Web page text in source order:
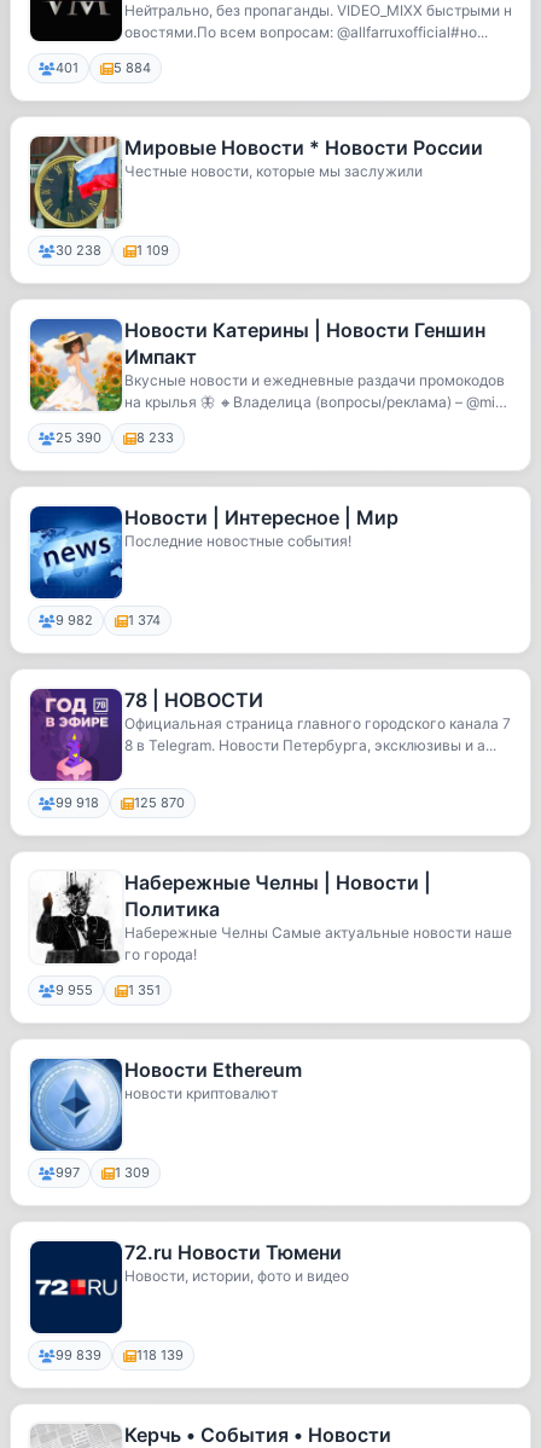
Нейтрально, без пропаганды. VIDEO_MIXX быстрыми н
овостями.По всем вопросам: @allfarruxofficial#но...
401 5 884
Мировые Новости * Новости России
Честные новости, которые мы заслужили
30 238 1 109
Новости Катерины | Новости Геншин
Импакт
Вкусные новости и ежедневные раздачи промокодов
на крылья 🦋 🔸Владелица (вопросы/реклама) – @miss
_...
25 390 8 233
Новости | Интересное | Мир
Последние новостные события!
9 982 1 374
78 | НОВОСТИ
Официальная страница главного городского канала 7
8 в Telegram. Новости Петербурга, эксклюзивы и а...
99 918 125 870
Набережные Челны | Новости |
Политика
Набережные Челны Самые актуальные новости наше
го города!
9 955 1 351
Новости Ethereum
новости криптовалют
997 1 309
72.ru Новости Тюмени
Новости, истории, фото и видео
99 839 118 139
Керчь • События • Новости